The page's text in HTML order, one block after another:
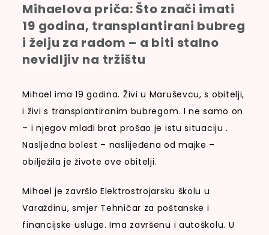
Mihaelova priča: Što znači imati
19 godina, transplantirani bubreg
i želju za radom – a biti stalno
nevidljiv na tržištu
Mihael ima 19 godina. Živi u Maruševcu, s obitelji,
i živi s transplantiranim bubregom. I ne samo on
– i njegov mlađi brat prošao je istu situaciju .
Nasljedna bolest – naslijeđena od majke –
obilježila je živote ove obitelji.
Mihael je završio Elektrostrojarsku školu u
Varaždinu, smjer Tehničar za poštanske i
financijske usluge. Ima završenu i autoškolu. U